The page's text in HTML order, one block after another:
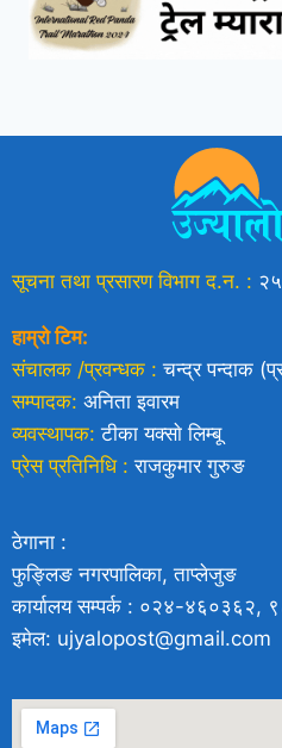
सूचना तथा प्रसारण विभाग द.न. :
हाम्रो टिम:
संचालक /प्रवन्धक : चन्द्र पन्दाक
सम्पादक: अनिता इवारम
व्यवस्थापक: टीका यक्साे लिम्बू
प्रेस प्रतिनिधि : राजकुमार गुरुङ
ठेगाना :
फुङ्लिङ नगरपालिका, ताप्लेजुङ
कार्यालय सम्पर्क : ०२४-
इमेल: ujyalopost@gmail.com